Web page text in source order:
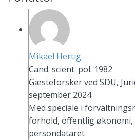
Mikael Hertig
Cand. scient. pol. 1982
Gæsteforsker ved SDU,
september 2024
Med speciale i
forhold, offentlig økonomi,
persondataret